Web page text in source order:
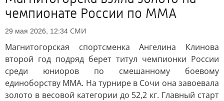
чемпионате России по ММА
29 мая 2026, 12:34 СМИ
Магнитогорская спортсменка Ангелина Клинова
второй год подряд берет титул чемпионки России
среди юниоров по смешанному боевому
единоборству ММА. На турнире в Сочи она завоевала
золото в весовой категории до 52,2 кг. Главный старт